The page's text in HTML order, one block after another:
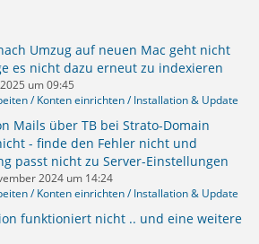
Umzug auf neuen Mac geht nicht
es nicht dazu erneut zu indexieren
um 09:45
/ Konten einrichten / Installation & Update
Mails über TB bei Strato-Domain
- finde den Fehler nicht und
passt nicht zu Server-Einstellungen
2024 um 14:24
/ Konten einrichten / Installation & Update
funktioniert nicht .. und eine weitere